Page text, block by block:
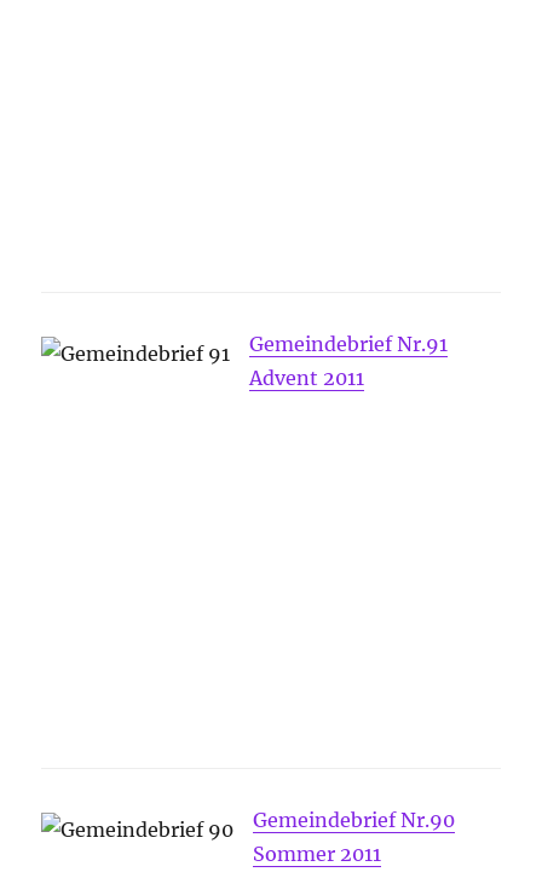
Gemeindebrief Nr.91
Advent 2011
Gemeindebrief Nr.90
Sommer 2011